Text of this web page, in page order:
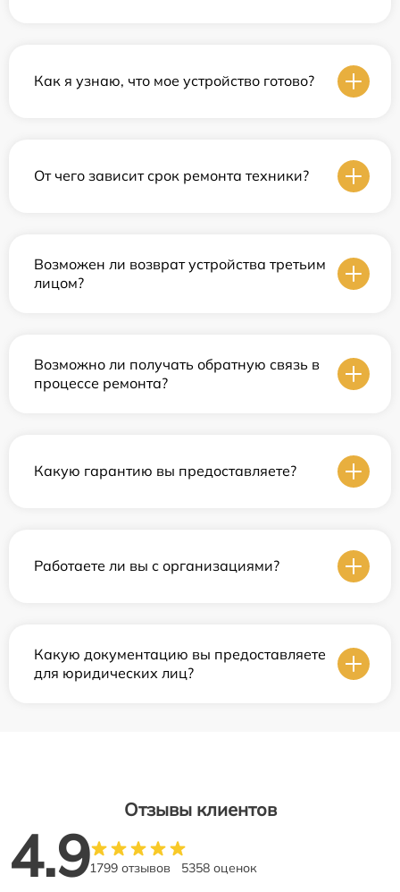
Как я узнаю, что мое устройство готово?
От чего зависит срок ремонта техники?
Возможен ли возврат устройства третьим
лицом?
Возможно ли получать обратную связь в
процессе ремонта?
Какую гарантию вы предоставляете?
Работаете ли вы с организациями?
Какую документацию вы предоставляете
для юридических лиц?
Отзывы клиентов
4.91799 отзывов 5358 оценок